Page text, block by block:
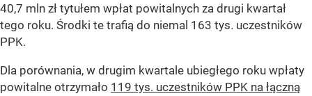
40,7 mln zł tytułem wpłat powitalnych za drugi kwartał
tego roku. Środki te trafią do niemal 163 tys. uczestników
PPK.
Dla porównania, w drugim kwartale ubiegłego roku wpłaty
powitalne otrzymało 119 tys. uczestników PPK na łączną